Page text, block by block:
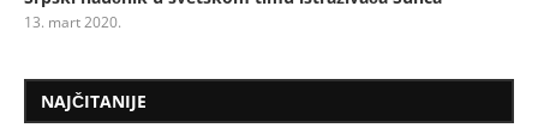
13. mart 2020.
NAJČITANIJE